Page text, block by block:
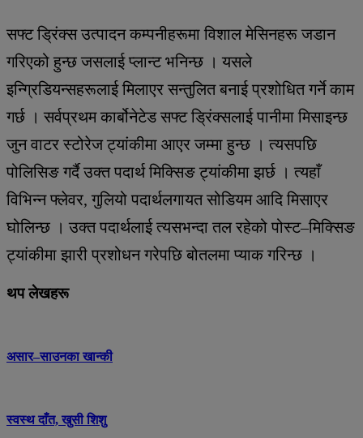
सफ्ट ड्रिंक्स उत्पादन कम्पनीहरूमा विशाल मेसिनहरू जडान
गरिएको हुन्छ जसलाई प्लान्ट भनिन्छ । यसले
इन्ग्रिडियन्सहरूलाई मिलाएर सन्तुलित बनाई प्रशोधित गर्ने काम
गर्छ । सर्वप्रथम कार्बोनेटेड सफ्ट ड्रिंक्सलाई पानीमा मिसाइन्छ
जुन वाटर स्टोरेज ट्यांकीमा आएर जम्मा हुन्छ । त्यसपछि
पोलिसिङ गर्दै उक्त पदार्थ मिक्सिङ ट्यांकीमा झर्छ । त्यहाँ
विभिन्न फ्लेवर, गुलियो पदार्थलगायत सोडियम आदि मिसाएर
घोलिन्छ । उक्त पदार्थलाई त्यसभन्दा तल रहेको पोस्ट–मिक्सिङ
ट्यांकीमा झारी प्रशोधन गरेपछि बोतलमा प्याक गरिन्छ ।
थप लेखहरू
असार–साउनका खान्की
स्वस्थ दाँत, खुसी शिशु